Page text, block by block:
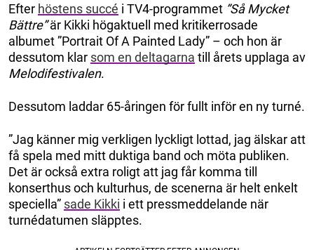
Efter höstens succé i TV4-programmet ”Så Mycket
Bättre”är Kikki högaktuell med kritikerrosade
albumet ”Portrait Of A Painted Lady” – och hon är
dessutom klar som en deltagarna till årets upplaga av
Melodifestivalen.
Dessutom laddar 65-åringen för fullt inför en ny turné.
”Jag känner mig verkligen lyckligt lottad, jag älskar att
få spela med mitt duktiga band och möta publiken.
Det är också extra roligt att jag får komma till
konserthus och kulturhus, de scenerna är helt enkelt
speciella” sade Kikki i ett pressmeddelande när
turnédatumen släpptes.